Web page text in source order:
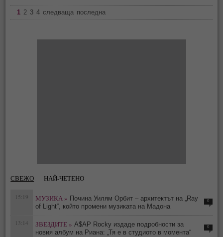
1 2 3 4 следваща последна
СВЕЖО НАЙ-ЧЕТЕНО
15:19 МУЗИКА » Почина Уилям Орбит – архитектът на „Ray
of Light“, който промени музиката на Мадона
0
13:14 ЗВЕЗДИТЕ » A$AP Rocky издаде подробности за
новия албум на Риана: „Тя е в студиото в момента“
0